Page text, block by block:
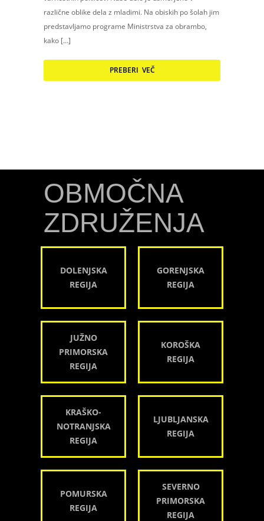
različne oblike dela z mladimi. Na obiskih po šolah jim
predstavljamo programe Ministrstva za obrambo,
kako […]
PREBERI VEČ
OBMOČNA
ZDRUŽENJA
DOLENJSKA
REGIJA
GORENJSKA
REGIJA
JUŽNO
PRIMORSKA
REGIJA
KOROŠKA
REGIJA
KRAŠKO-
NOTRANJSKA
REGIJA
LJUBLJANSKA
REGIJA
POMURSKA
REGIJA
SEVERNO
PRIMORSKA
REGIJA